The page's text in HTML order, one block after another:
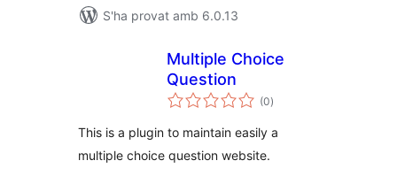
S'ha provat amb 6.0.13
Multiple Choice
Question
(0puntuacions
totals
)
This is a plugin to maintain easily a
multiple choice question website.